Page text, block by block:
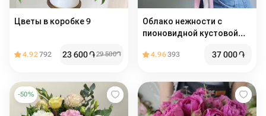
Цветы в коробке 9
4.92792 23 600֏29 500֏
Облако нежности с
пионовидной кустовой
4.96393 37 000֏
-50%